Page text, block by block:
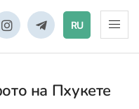
RU
на Пхукете